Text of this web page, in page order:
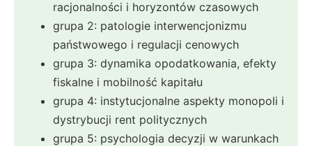
racjonalności i horyzontów czasowych
grupa 2: patologie interwencjonizmu
państwowego i regulacji cenowych
grupa 3: dynamika opodatkowania, efekty
fiskalne i mobilność kapitału
grupa 4: instytucjonalne aspekty monopoli i
dystrybucji rent politycznych
grupa 5: psychologia decyzji w warunkach